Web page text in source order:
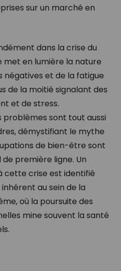
sur un marché en
dans la crise du
en lumière la nature
négatives et de la fatigue
de la moitié signalant des
et de stress.
sont tout aussi
démystifiant le mythe
de bien-être sont
première ligne. Un
crise est identifié
au sein de la
où la poursuite des
mine souvent la santé